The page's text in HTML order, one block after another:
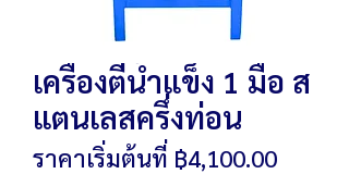
เครื่องตีน้ำแข็ง 1 มือ ส
แตนเลสครึ่งท่อน
ราคาเริ่มต้นที่ ฿4,100.00ราคา